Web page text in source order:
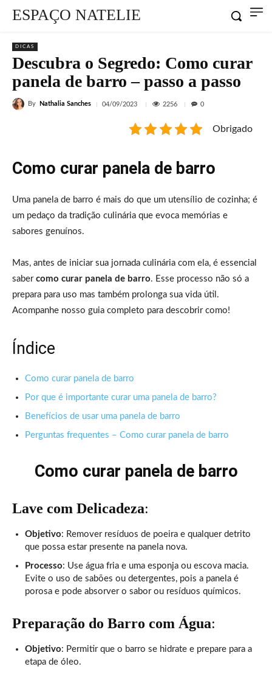
ESPAÇO NATELIE
DICAS
Descubra o Segredo: Como curar
panela de barro – passo a passo
By Nathalia Sanches 04/09/2023 2256 0
Obrigado
Como curar panela de barro
Uma panela de barro é mais do que um utensílio de cozinha; é
um pedaço da tradição culinária que evoca memórias e
sabores genuínos.
Mas, antes de iniciar sua jornada culinária com ela, é essencial
saber como curar panela de barro. Esse processo não só a
prepara para uso mas também prolonga sua vida útil.
Acompanhe nosso guia completo para descobrir como!
Índice
Como curar panela de barro
Por que é importante curar uma panela de barro?
Benefícios de usar uma panela de barro
Perguntas frequentes – Como curar panela de barro
Como curar panela de barro
Lave com Delicadeza:
Objetivo: Remover resíduos de poeira e qualquer detrito
que possa estar presente na panela nova.
Processo: Use água fria e uma esponja ou escova macia.
Evite o uso de sabões ou detergentes, pois a panela é
porosa e pode absorver o sabor ou resíduos químicos.
Preparação do Barro com Água:
Objetivo: Permitir que o barro se hidrate e prepare para a
etapa de óleo.